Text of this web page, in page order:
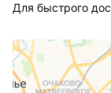
Для быстрого